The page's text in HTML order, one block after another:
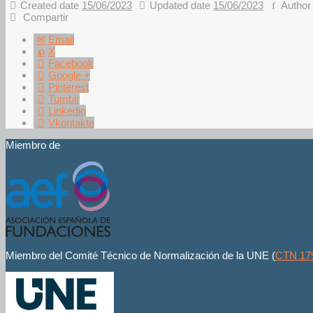
Created date 15/06/2023 Updated date 15/06/2023 Author
Compartir
Email
X
Facebook
Google +
Pinterest
Tumblr
Linkedin
Vkontakte
Miembro de
Miembro del Comité Técnico de Normalización de la UNE (CTN